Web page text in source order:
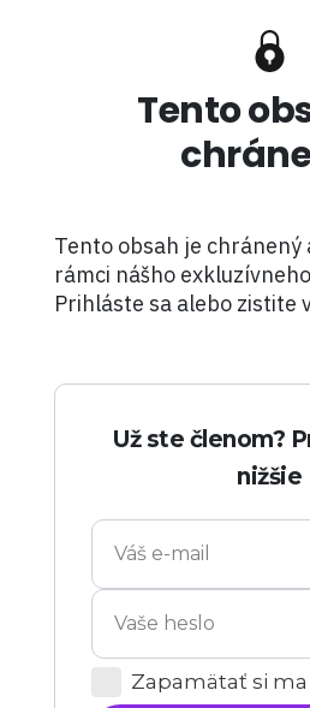
Tento
Tento obsah je chránený
rámci nášho
Prihláste sa alebo zistite
Už ste členom?
nižšie
Zapamätať si ma